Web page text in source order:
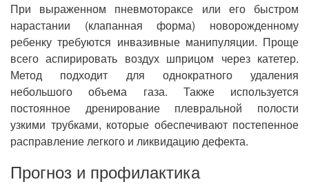
При выраженном пневмотораксе или его быстром
нарастании (клапанная форма) новорожденному
ребенку требуются инвазивные манипуляции. Проще
всего аспирировать воздух шприцом через катетер.
Метод подходит для однократного удаления
небольшого объема газа. Также используется
постоянное дренирование плевральной полости
узкими трубками, которые обеспечивают постепенное
расправление легкого и ликвидацию дефекта.
Прогноз и профилактика